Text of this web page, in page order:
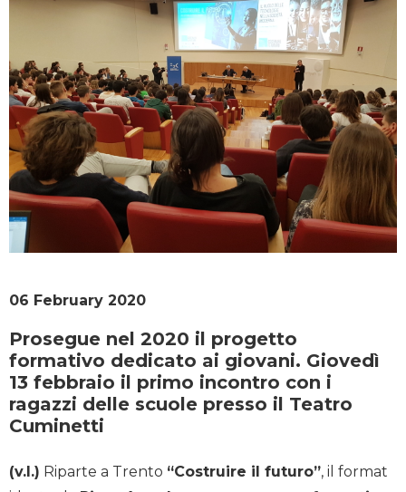
06 February 2020
Prosegue nel 2020 il progetto
formativo dedicato ai giovani. Giovedì
13 febbraio il primo incontro con i
ragazzi delle scuole presso il Teatro
Cuminetti
(v.l.) Riparte a Trento “Costruire il futuro”, il format